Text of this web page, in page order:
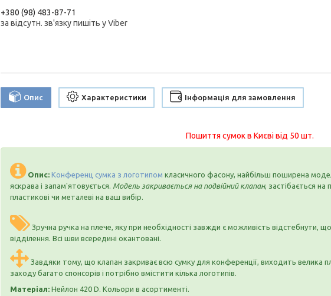
+380 (98) 483-87-71
за відсутн. зв'язку пишіть у Viber
Опис Характеристики Інформація для замовлення
Пошиття сумок в Києві від 50 шт.
Опис: Конференц сумка з логотипом класичного фасону, найбільш поширена
яскрава і запам'ятовується. Модель закривається на подвійний клапан, застібається
пластикові чи металеві на ваш вибір.
Зручна ручка на плече, яку при необхідності завжди є можливість відстебнути,
відділення. Всі шви всередині окантовані.
Завдяки тому, що клапан закриває всю сумку для конференції, виходить
заходу багато спонсорів і потрібно вмістити кілька логотипів.
Матеріал: Нейлон 420 D. Кольори в асортименті.